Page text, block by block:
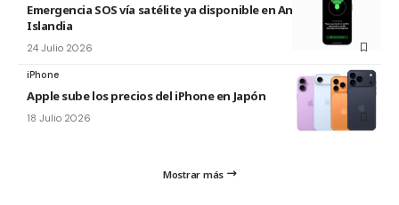
Emergencia SOS vía satélite ya disponible en Andorra e
Islandia
24 Julio 2026
iPhone
Apple sube los precios del iPhone en Japón
18 Julio 2026
Mostrar más